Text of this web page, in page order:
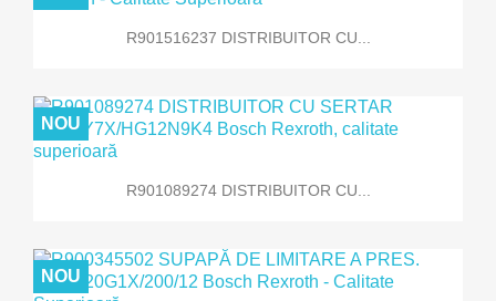
R901516237 DISTRIBUITOR CU...
R901089274 DISTRIBUITOR CU...
NOU
NOU